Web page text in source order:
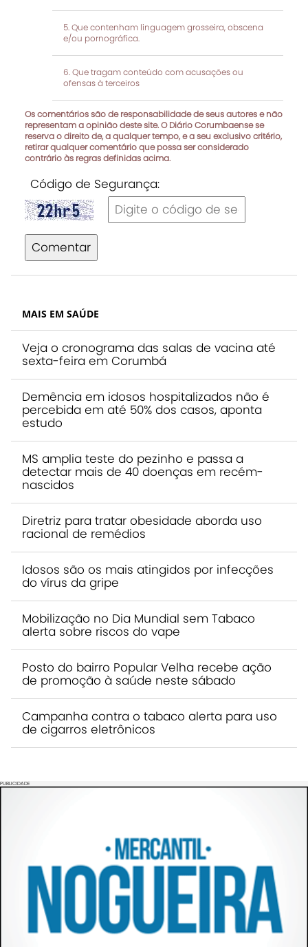
Que contenham linguagem grosseira, obscena
e/ou pornográfica.
Que tragam conteúdo com acusações ou
ofensas à terceiros
Os comentários são de responsabilidade de seus autores e não
representam a opinião deste site. O Diário Corumbaense se
reserva o direito de, a qualquer tempo, e a seu exclusivo critério,
retirar qualquer comentário que possa ser considerado
contrário às regras definidas acima.
Código de Segurança:
Comentar
MAIS EM SAÚDE
Veja o cronograma das salas de vacina até
sexta-feira em Corumbá
Demência em idosos hospitalizados não é
percebida em até 50% dos casos, aponta
estudo
MS amplia teste do pezinho e passa a
detectar mais de 40 doenças em recém-
nascidos
Diretriz para tratar obesidade aborda uso
racional de remédios
Idosos são os mais atingidos por infecções
do vírus da gripe
Mobilização no Dia Mundial sem Tabaco
alerta sobre riscos do vape
Posto do bairro Popular Velha recebe ação
de promoção à saúde neste sábado
Campanha contra o tabaco alerta para uso
de cigarros eletrônicos
PUBLICIDADE